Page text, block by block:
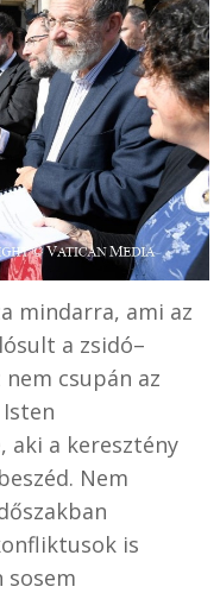
mindarra, ami az
a zsidó–
csupán az
aki a keresztény
Nem
is
sosem